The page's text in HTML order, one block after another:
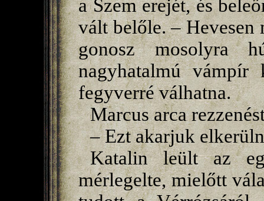
a Szem erejét, és
vált belőle. – Hevesen
gonosz mosolyra
nagyhatalmú vámpír
fegyverré válhatna.
Marcus arca
– Ezt akarjuk
Katalin leült az
mérlegelte, mielőtt